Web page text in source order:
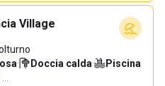
Village
· Doccia calda·
Piscina